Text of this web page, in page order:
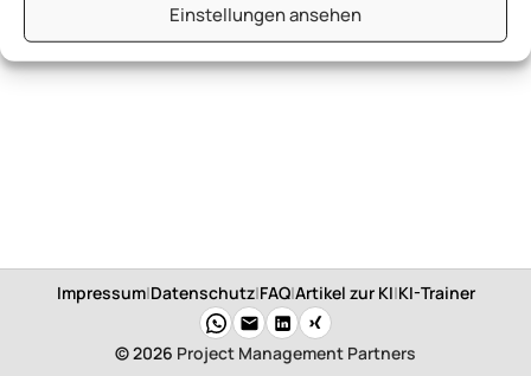
Einstellungen ansehen
Impressum|Datenschutz|FAQ|Artikel zur KI|KI-Trainer
© 2026 Project Management Partners